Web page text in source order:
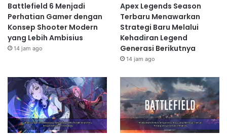
Battlefield 6 Menjadi
Perhatian Gamer dengan
Konsep Shooter Modern
yang Lebih Ambisius
14 jam ago
Apex Legends Season
Terbaru Menawarkan
Strategi Baru Melalui
Kehadiran Legend
Generasi Berikutnya
14 jam ago